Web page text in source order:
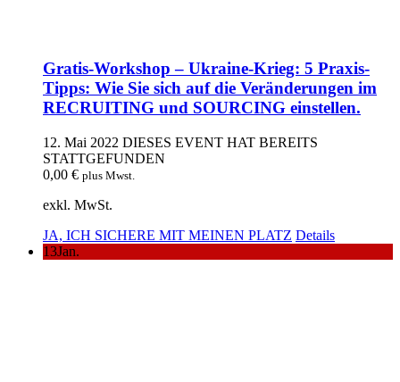
Gratis-Workshop – Ukraine-Krieg: 5 Praxis-
Tipps: Wie Sie sich auf die Veränderungen im
RECRUITING und SOURCING einstellen.
12. Mai 2022 DIESES EVENT HAT BEREITS
STATTGEFUNDEN
0,00 € plus Mwst.
exkl. MwSt.
JA, ICH SICHERE MIT MEINEN PLATZ Details
13Jan.